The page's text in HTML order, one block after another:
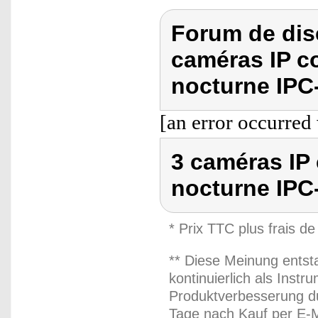
Forum de
caméras IP
nocturne
[an error
3 caméras
nocturne
* Prix TTC plus frais
** Diese Meinung
kontinuierlich als
Produktverbesserung
Tage nach Kauf per E-